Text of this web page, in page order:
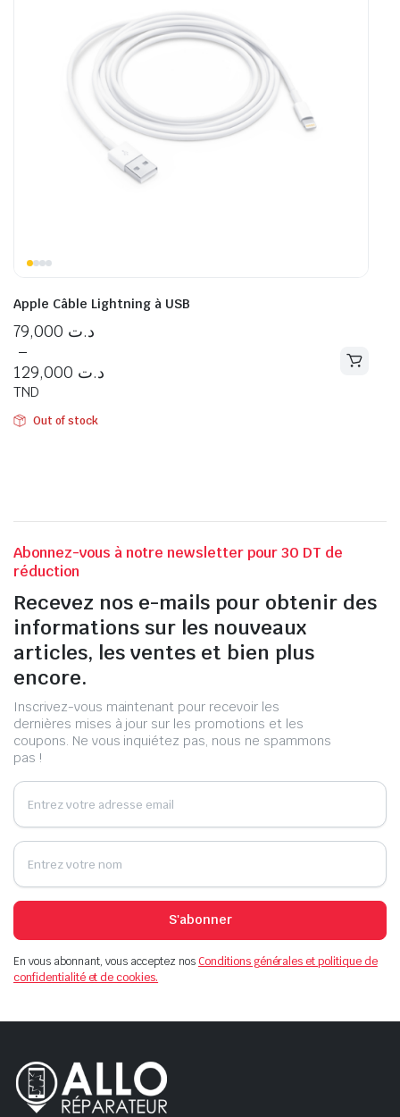
Apple Câble Lightning à USB
د.ت
–
د.ت
TND
Out of stock
Abonnez-vous à notre newsletter pour 30 DT de
réduction
Recevez nos e-mails pour obtenir des
informations sur les nouveaux
articles, les ventes et bien plus
encore.
Inscrivez-vous maintenant pour recevoir les
dernières mises à jour sur les promotions et les
coupons. Ne vous inquiétez pas, nous ne spammons
pas !
S'abonner
En vous abonnant, vous acceptez nosConditions générales et politique de
confidentialité et de cookies.